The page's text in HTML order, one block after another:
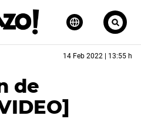
14 Feb 2022 | 13:55 h
de